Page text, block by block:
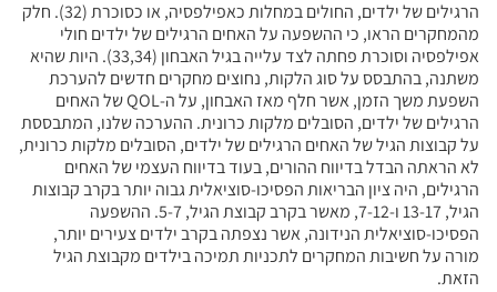
הרגילים של ילדים, החולים במחלות כאפילפסיה, או כסוכרת (32). חלק
מהמחקרים הראו, כי ההשפעה על האחים הרגילים של ילדים חולי
אפילפסיה וסוכרת פחתה לצד עלייה בגיל האבחון (33,34). היות שהיא
משתנה, בהתבסס על סוג הלקות, נחוצים מחקרים חדשים להערכת
השפעת משך הזמן, אשר חלף מאז האבחון, על ה-QOL של האחים
הרגילים של ילדים, הסובלים מלקות כרונית. ההערכה שלנו, המתבססת
על קבוצות הגיל של האחים הרגילים של ילדים, הסובלים מלקות כרונית,
לא הראתה הבדל בדיווח ההורים, בעוד בדיווח העצמי של האחים
הרגילים, היה ציון הבריאות הפסיכו-סוציאלית גבוה יותר בקרב קבוצות
הגיל, 13-17 ו-7-12, מאשר בקרב קבוצת הגיל, 5-7. ההשפעה
הפסיכו-סוציאלית הנידונה, אשר נצפתה בקרב ילדים צעירים יותר,
מורה על חשיבות המחקרים לתכניות תמיכה בילדים מקבוצת הגיל
הזאת.